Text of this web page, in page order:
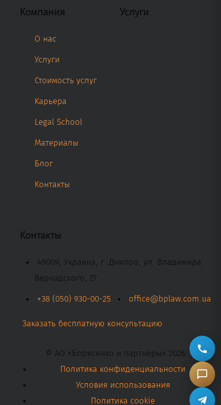
Компания
О нас
Услуги
Стоимость услуг
Карьера
Legal School
Материалы
Блог
Контакты
Услуги
Контакты
49009, Украина, г. Днипро, ул. Владимира
Вернадского, 27
+38 (050) 930-00-25
office@bplaw.com.ua
Заказать бесплатную консультацию
© АО «Борисенко и партнёры» 2026
Политика конфиденциальности
Условия использования
Политика cookie